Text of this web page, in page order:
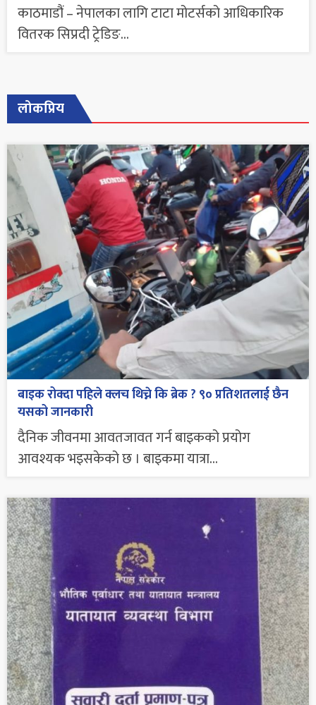
काठमाडौं – नेपालका लागि टाटा मोटर्सको आधिकारिक
वितरक सिप्रदी ट्रेडिङ...
लोकप्रिय
बाइक रोक्दा पहिले क्लच थिच्ने कि ब्रेक ? ९० प्रतिशतलाई छैन
यसको जानकारी
दैनिक जीवनमा आवतजावत गर्न बाइकको प्रयोग
आवश्यक भइसकेको छ । बाइकमा यात्रा...